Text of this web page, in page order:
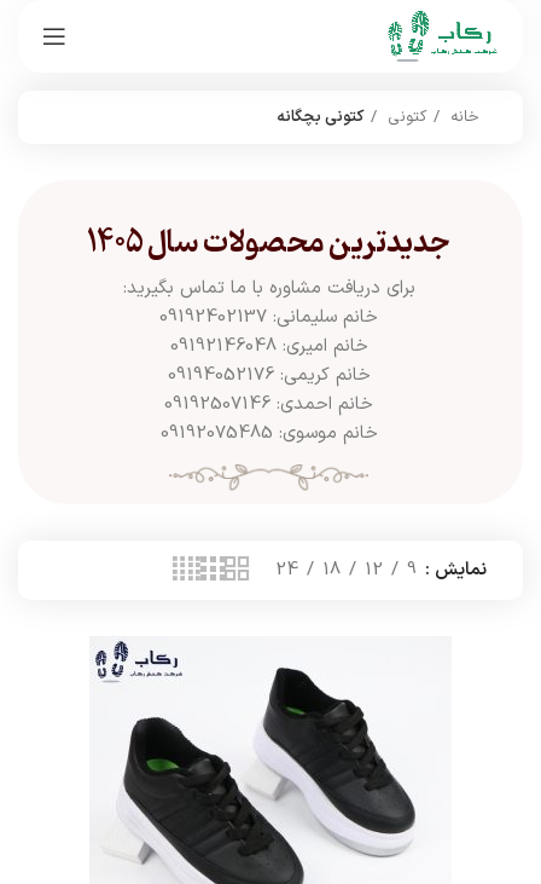
خانه کتونی کتونی بچگانه
جدیدترین محصولات سال 1405
برای دریافت مشاوره با ما تماس بگیرید:
خانم سلیمانی: 09192402137
خانم امیری: 09192146048
خانم کریمی: 09194052176
خانم احمدی: 09192507146
خانم موسوی: 09192075485
نمایش 9
12
18
24